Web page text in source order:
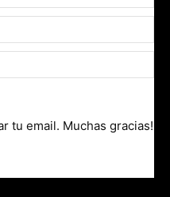
tu email. Muchas gracias!